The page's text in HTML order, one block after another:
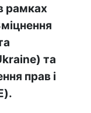
рамках
та
прав і